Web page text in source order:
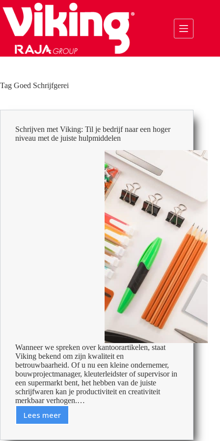
naar
inhoud
Tag Goed Schrijfgerei
Schrijven met Viking: Til je bedrijf naar een hoger
niveau met de juiste hulpmiddelen
Wanneer we spreken over kantoorartikelen, staat
Viking bekend om zijn kwaliteit en
betrouwbaarheid. Of u nu een kleine ondernemer,
bouwprojectmanager, kleuterleidster of supervisor in
een supermarkt bent, het hebben van de juiste
schrijfwaren kan je productiviteit en creativiteit
merkbaar verhogen.…
Lees meer
Schrijven
Viking: